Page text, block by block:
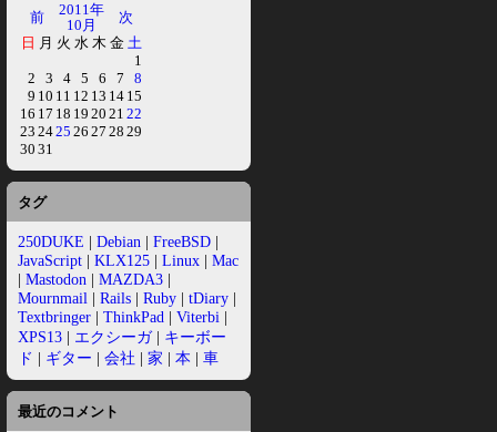
前
2011年
10月
次
日 月 火 水 木 金 土
1
2
3 4 5 6 7
8
9 10 11 12 13 14 15
16 17 18 19 20 21 22
23 2425 26 27 28 29
30 31
タグ
250DUKE | Debian | FreeBSD |
JavaScript | KLX125 | Linux | Mac
| Mastodon | MAZDA3 |
Mournmail | Rails | Ruby | tDiary |
Textbringer | ThinkPad | Viterbi |
XPS13 | エクシーガ| キーボー
ド | ギター | 会社 | 家 | 本 | 車
最近のコメント